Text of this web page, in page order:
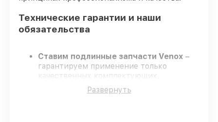
Технические гарантии и наши
обязательства
Ставим подлинные запчасти Venox –
гарантируем применение только
качественных комплектующих.
Сертифицированные мастера
проходят строгий отбор, что
Развернуть